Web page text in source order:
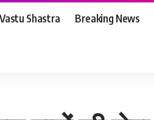
Vastu Shastra Breaking News